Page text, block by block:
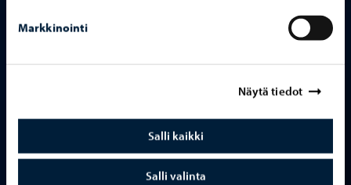
Markkinointi
Näytä tiedot
Salli kaikki
Salli valinta